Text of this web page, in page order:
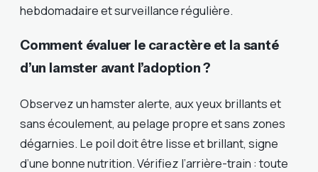
hebdomadaire et surveillance régulière.
Comment évaluer le caractère et la santé
d’un lamster avant l’adoption ?
Observez un hamster alerte, aux yeux brillants et
sans écoulement, au pelage propre et sans zones
dégarnies. Le poil doit être lisse et brillant, signe
d’une bonne nutrition. Vérifiez l’arrière-train : toute